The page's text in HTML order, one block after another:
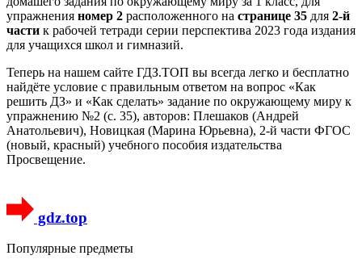
упражнения номер 2 расположенного на странице 35 для 2-й
части к рабочей тетради серии перспектива 2023 года издания
для учащихся школ и гимназий.
Теперь на нашем сайте ГДЗ.ТОП вы всегда легко и бесплатно
найдёте условие с правильным ответом на вопрос «Как
решить ДЗ» и «Как сделать» задание по окружающему миру к
упражнению №2 (с. 35), авторов: Плешаков (Андрей
Анатольевич), Новицкая (Марина Юрьевна), 2-й части ФГОС
(новый, красный) учебного пособия издательства
Просвещение.
gdz.top
Популярные предметы